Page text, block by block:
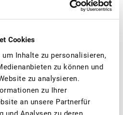
Cookies
Inhalte zu personalisieren,
zu können und
zu analysieren.
zu Ihrer
an unsere Partnerfür